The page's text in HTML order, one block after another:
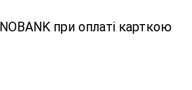
при оплаті карткою